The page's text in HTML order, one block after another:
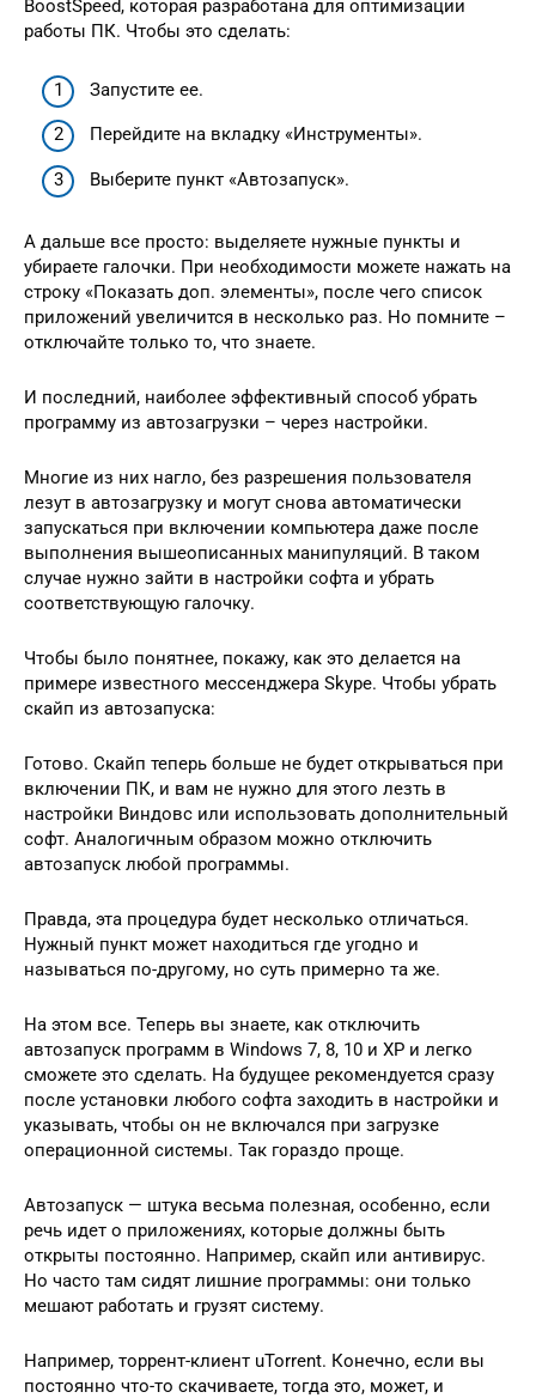
BoostSpeed, которая разработана для оптимизации
работы ПК. Чтобы это сделать:
Запустите ее.
Перейдите на вкладку «Инструменты».
Выберите пункт «Автозапуск».
А дальше все просто: выделяете нужные пункты и
убираете галочки. При необходимости можете нажать на
строку «Показать доп. элементы», после чего список
приложений увеличится в несколько раз. Но помните –
отключайте только то, что знаете.
И последний, наиболее эффективный способ убрать
программу из автозагрузки – через настройки.
Многие из них нагло, без разрешения пользователя
лезут в автозагрузку и могут снова автоматически
запускаться при включении компьютера даже после
выполнения вышеописанных манипуляций. В таком
случае нужно зайти в настройки софта и убрать
соответствующую галочку.
Чтобы было понятнее, покажу, как это делается на
примере известного мессенджера Skype. Чтобы убрать
скайп из автозапуска:
Готово. Скайп теперь больше не будет открываться при
включении ПК, и вам не нужно для этого лезть в
настройки Виндовс или использовать дополнительный
софт. Аналогичным образом можно отключить
автозапуск любой программы.
Правда, эта процедура будет несколько отличаться.
Нужный пункт может находиться где угодно и
называться по-другому, но суть примерно та же.
На этом все. Теперь вы знаете, как отключить
автозапуск программ в Windows 7, 8, 10 и XP и легко
сможете это сделать. На будущее рекомендуется сразу
после установки любого софта заходить в настройки и
указывать, чтобы он не включался при загрузке
операционной системы. Так гораздо проще.
Автозапуск — штука весьма полезная, особенно, если
речь идет о приложениях, которые должны быть
открыты постоянно. Например, скайп или антивирус.
Но часто там сидят лишние программы: они только
мешают работать и грузят систему.
Например, торрент-клиент uTorrent. Конечно, если вы
постоянно что-то скачиваете, тогда это, может, и